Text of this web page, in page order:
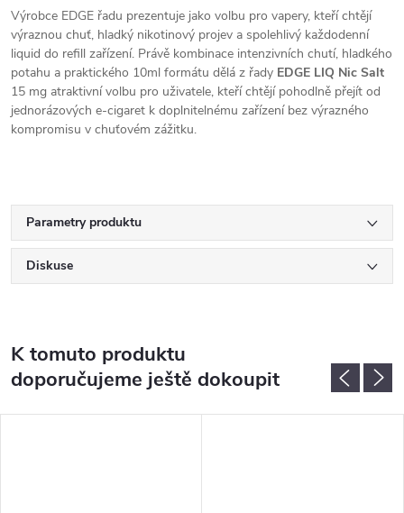
Výrobce EDGE řadu prezentuje jako volbu pro vapery, kteří chtějí
výraznou chuť, hladký nikotinový projev a spolehlivý každodenní
liquid do refill zařízení. Právě kombinace intenzivních chutí, hladkého
potahu a praktického 10ml formátu dělá z řady EDGE LIQ Nic Salt
15 mg atraktivní volbu pro uživatele, kteří chtějí pohodlně přejít od
jednorázových e-cigaret k doplnitelnému zařízení bez výrazného
kompromisu v chuťovém zážitku.
Parametry produktu
Diskuse
K tomuto produktu
doporučujeme ještě dokoupit